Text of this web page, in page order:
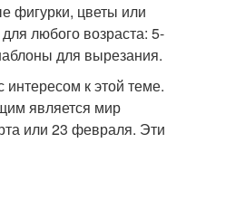
фигурки, цветы или
любого возраста: 5-
для вырезания.
к этой теме.
является мир
или 23 февраля. Эти